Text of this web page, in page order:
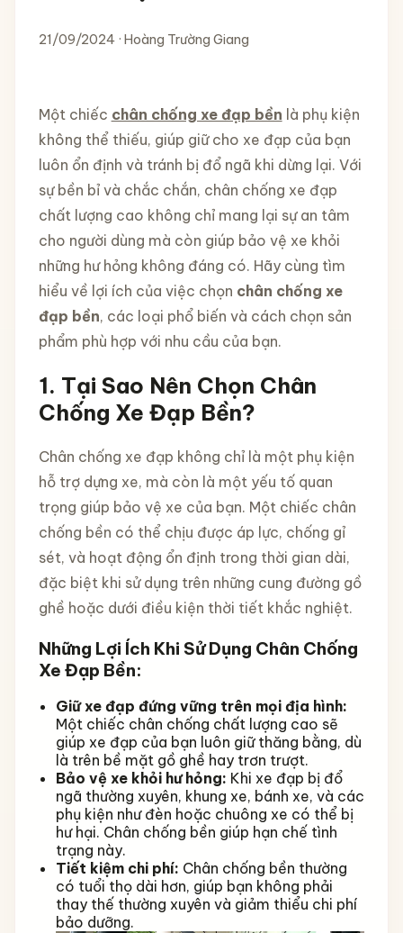
21/09/2024 · Hoàng Trường Giang
Một chiếc chân chống xe đạp bền là phụ kiện
không thể thiếu, giúp giữ cho xe đạp của bạn
luôn ổn định và tránh bị đổ ngã khi dừng lại. Với
sự bền bỉ và chắc chắn, chân chống xe đạp
chất lượng cao không chỉ mang lại sự an tâm
cho người dùng mà còn giúp bảo vệ xe khỏi
những hư hỏng không đáng có. Hãy cùng tìm
hiểu về lợi ích của việc chọn chân chống xe
đạp bền, các loại phổ biến và cách chọn sản
phẩm phù hợp với nhu cầu của bạn.
1. Tại Sao Nên Chọn Chân
Chống Xe Đạp Bền?
Chân chống xe đạp không chỉ là một phụ kiện
hỗ trợ dựng xe, mà còn là một yếu tố quan
trọng giúp bảo vệ xe của bạn. Một chiếc chân
chống bền có thể chịu được áp lực, chống gỉ
sét, và hoạt động ổn định trong thời gian dài,
đặc biệt khi sử dụng trên những cung đường gồ
ghề hoặc dưới điều kiện thời tiết khắc nghiệt.
Những Lợi Ích Khi Sử Dụng Chân Chống
Xe Đạp Bền:
Giữ xe đạp đứng vững trên mọi địa hình:
Một chiếc chân chống chất lượng cao sẽ
giúp xe đạp của bạn luôn giữ thăng bằng, dù
là trên bề mặt gồ ghề hay trơn trượt.
Bảo vệ xe khỏi hư hỏng: Khi xe đạp bị đổ
ngã thường xuyên, khung xe, bánh xe, và các
phụ kiện như đèn hoặc chuông xe có thể bị
hư hại. Chân chống bền giúp hạn chế tình
trạng này.
Tiết kiệm chi phí: Chân chống bền thường
có tuổi thọ dài hơn, giúp bạn không phải
thay thế thường xuyên và giảm thiểu chi phí
bảo dưỡng.